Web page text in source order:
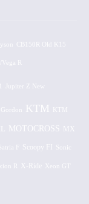
CB150R Old K15
Vega R
KTM KTM
MOTOCROSS MX
Satria F Scoopy FI Sonic
R X-Ride Xeon GT